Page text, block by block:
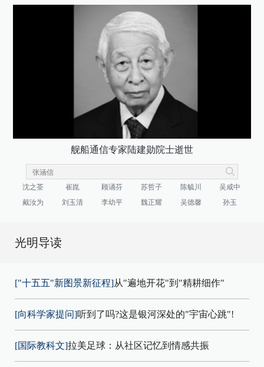
舰船通信专家陆建勋院士逝世
沈之荃 崔崑 顾诵芬 苏哲子 陈毓川
吴咸中
戴汝为
刘玉清 李幼平 魏正耀 吴德馨 孙玉
光明导读
["十五五"新图景新征程]从"遍地开花"到"精耕细作"
[向科学家提问]听到了吗?这是银河深处的"宇宙心跳"!
[国际教科文]拉美足球：从社区记忆到情感共振